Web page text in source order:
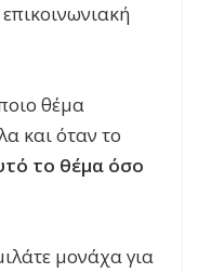
θέμα
και όταν το
το θέμα όσο
μονάχα για